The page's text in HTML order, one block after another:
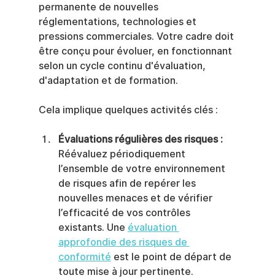
permanente de nouvelles
réglementations, technologies et
pressions commerciales. Votre cadre doit
être conçu pour évoluer, en fonctionnant
selon un cycle continu d'évaluation,
d'adaptation et de formation.
Cela implique quelques activités clés :
Évaluations régulières des risques :
Réévaluez périodiquement
l’ensemble de votre environnement
de risques afin de repérer les
nouvelles menaces et de vérifier
l’efficacité de vos contrôles
existants. Une évaluation
approfondie des risques de
conformité est le point de départ de
toute mise à jour pertinente.